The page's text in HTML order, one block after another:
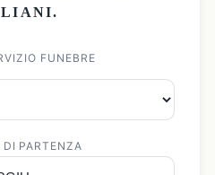
FUNEBRE
PARTENZA